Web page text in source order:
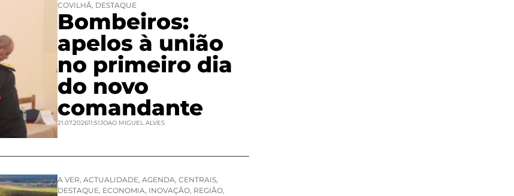
COVILHÃ, DESTAQUE
Bombeiros:
apelos à união
no primeiro dia
do novo
comandante
21.07.202611:51JOAO MIGUEL ALVES
A VER, ACTUALIDADE, AGENDA, CENTRAIS,
DESTAQUE, ECONOMIA, INOVAÇÃO, REGIÃO,